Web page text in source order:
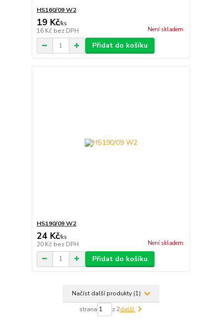
HS160/09 W2
19 Kč/ks
16 Kč bez DPH Není skladem
Přidat do košíku
HS190/09 W2
24 Kč/ks
20 Kč bez DPH Není skladem
Přidat do košíku
Načíst další produkty (1)
strana z 2další